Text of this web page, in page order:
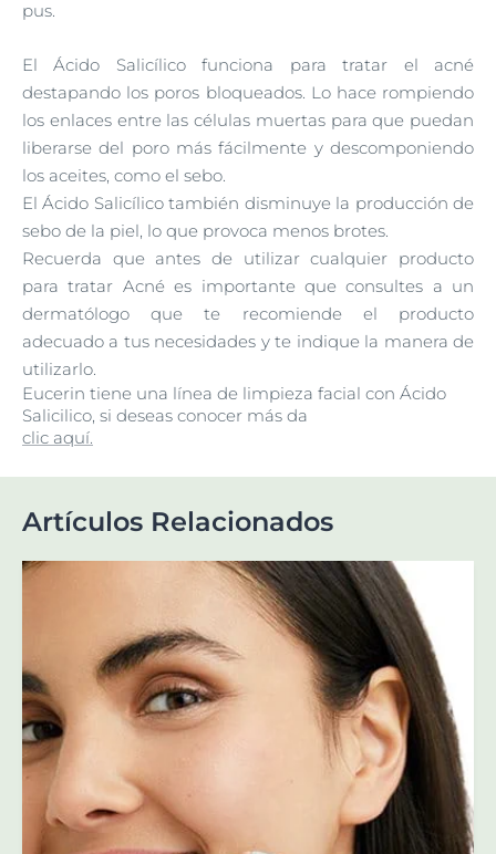
pus.
El Ácido Salicílico funciona para tratar el acné
destapando los poros bloqueados. Lo hace rompiendo
los enlaces entre las células muertas para que puedan
liberarse del poro más fácilmente y descomponiendo
los aceites, como el sebo.
El Ácido Salicílico también disminuye la producción de
sebo de la piel, lo que provoca menos brotes.
Recuerda que antes de utilizar cualquier producto
para tratar Acné es importante que consultes a un
dermatólogo que te recomiende el producto
adecuado a tus necesidades y te indique la manera de
utilizarlo.
Eucerin tiene una línea de limpieza facial con Ácido
Salicilico, si deseas conocer más da
clic aquí.
Artículos Relacionados